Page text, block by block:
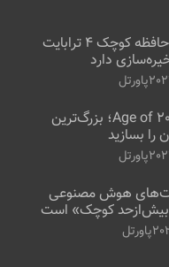
این کارت حافظه کوچک ۴ ترابایت
دارد
پاورتل
بازی/ Age of 2048؛ بزرگ‌ترین
را بسازید
پاورتل
هوش مصنوعی
کوچک» است
پاورتل